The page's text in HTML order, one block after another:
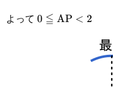
よって 0\leqq\text{AP}
0 ≦ AP < 2